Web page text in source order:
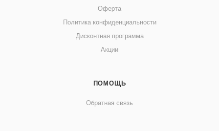
Оферта
Политика конфиденциальности
Дисконтная программа
Акции
ПОМОЩЬ
Обратная связь